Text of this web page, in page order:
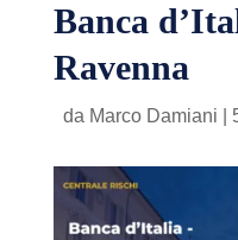
Banca
Ravenna
da Marco Damiani